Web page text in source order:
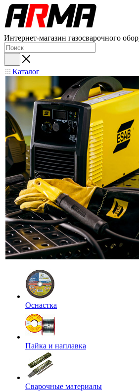
Интернет-магазин газосварочного
Каталог
Оснастка
Пайка и наплавка
Сварочные материалы